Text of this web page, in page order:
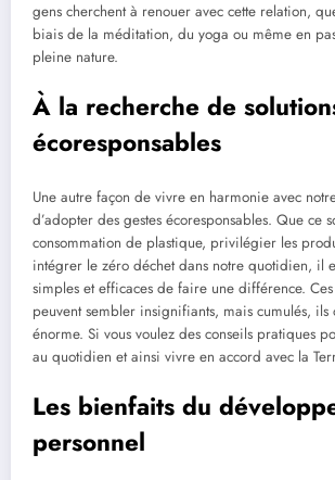
gens cherchent à renouer avec cette relation,
biais de la méditation, du yoga ou même en
pleine nature.
À la recherche de
écoresponsables
Une autre façon de vivre en harmonie avec
d’adopter des gestes écoresponsables. Que ce
consommation de plastique, privilégier les
intégrer le zéro déchet dans notre quotidien, il
simples et efficaces de faire une différence. Ces
peuvent sembler insignifiants, mais cumulés, ils
énorme. Si vous voulez des conseils pratiques
au quotidien et ainsi vivre en accord avec la
Les bienfaits du
personnel